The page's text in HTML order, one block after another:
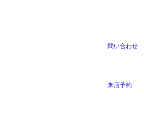
問い合わせ
来店予約